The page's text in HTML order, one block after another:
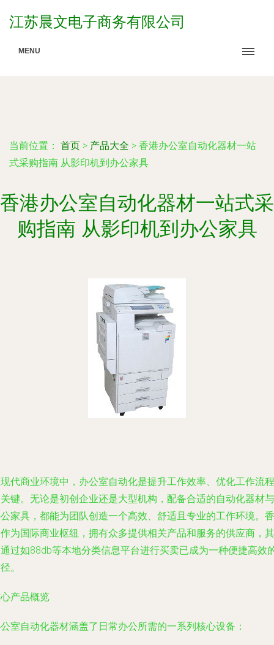
江苏晨文电子商务有限公司
MENU
当前位置： 首页 > 产品大全 > 香港办公室自动化器材一站
式采购指南 从影印机到办公家具
香港办公室自动化器材一站式采
购指南 从影印机到办公家具
代商业环境中，办公室自动化是提升工作效率、优化工作流程
键。无论是初创企业还是大型机构，配备合适的自动化器材与
家具，都能为团队创造一个高效、舒适且专业的工作环境。香
为国际商业枢纽，拥有众多提供相关产品和服务的供应商，其
过如88db等本地分类信息平台进行买卖已成为一种便捷高效
。
产品概览
室自动化器材涵盖了日常办公所需的一系列核心设备：